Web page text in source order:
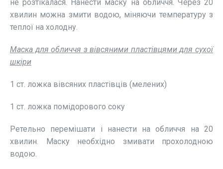
не розтікалася. Нанести маску на обличчя. Через 20
хвилин можна змити водою, міняючи температуру з
теплої на холодну.
Маска для обличчя з вівсяними пластівцями для сухої
шкіри
1 ст. ложка вівсяних пластівців (мелених)
1 ст. ложка помідорового соку
Ретельно перемішати і нанести на обличчя на 20
хвилин. Маску необхідно змивати прохолодною
водою.